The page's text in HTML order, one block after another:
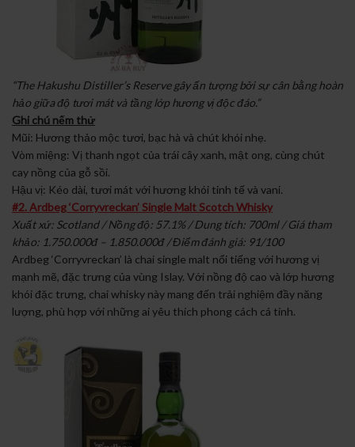
“The Hakushu Distiller’s Reserve gây ấn tượng bởi sự cân bằng hoàn
hảo giữa độ tươi mát và tầng lớp hương vị độc đáo.”
Ghi chú nếm thử
Mũi: Hương thảo mộc tươi, bạc hà và chút khói nhẹ.
Vòm miệng: Vị thanh ngọt của trái cây xanh, mật ong, cùng chút
cay nồng của gỗ sồi.
Hậu vị: Kéo dài, tươi mát với hương khói tinh tế và vani.
#2. Ardbeg ‘Corryvreckan’ Single Malt Scotch Whisky
Xuất xứ: Scotland / Nồng độ: 57.1% / Dung tích: 700ml / Giá tham
khảo: 1.750.000đ – 1.850.000đ / Điểm đánh giá: 91/100
Ardbeg ‘Corryvreckan’ là chai single malt nổi tiếng với hương vị
mạnh mẽ, đặc trưng của vùng Islay. Với nồng độ cao và lớp hương
khói đặc trưng, chai whisky này mang đến trải nghiệm đầy năng
lượng, phù hợp với những ai yêu thích phong cách cá tính.